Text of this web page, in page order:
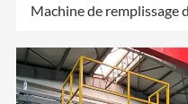
Machine de remplissage